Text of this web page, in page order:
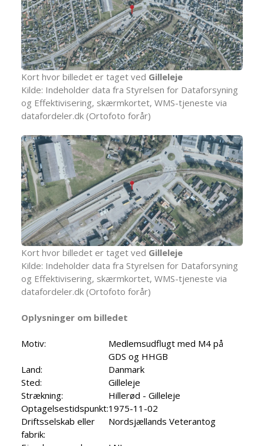
Kort hvor billedet er taget ved Gilleleje
Kilde: Indeholder data fra Styrelsen for Dataforsyning
og Effektivisering, skærmkortet, WMS-tjeneste via
datafordeler.dk (Ortofoto forår)
Kort hvor billedet er taget ved Gilleleje
Kilde: Indeholder data fra Styrelsen for Dataforsyning
og Effektivisering, skærmkortet, WMS-tjeneste via
datafordeler.dk (Ortofoto forår)
Oplysninger om billedet
Motiv:
Medlemsudflugt med M4 på
GDS og HHGB
Land:
Danmark
Sted:
Gilleleje
Strækning:
Hillerød - Gilleleje
Optagelsestidspunkt:1975-11-02
Driftsselskab eller
fabrik:
Nordsjællands Veterantog